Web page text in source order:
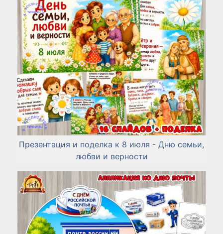
Презентация и поделка к 8 июля - Дню семьи,
любви и верности